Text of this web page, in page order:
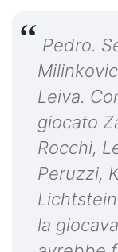
Pedro.
Leiva.
giocato
Rocchi,
Peruzzi,
la